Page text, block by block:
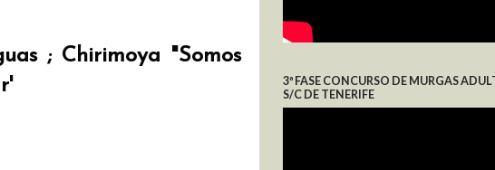
; Chirimoya "Somos
3ª FASE CONCURSO DE MURGAS
S/C DE TENERIFE